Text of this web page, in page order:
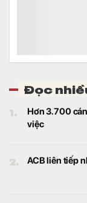
Đọc
1.
Hơn 3.700
việc
2. ACB liên tiếp